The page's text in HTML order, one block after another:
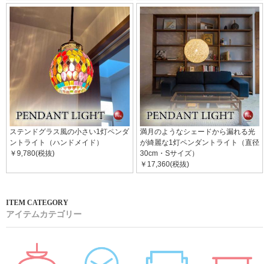
ステンドグラス風の小さい1灯ペンダ
ントライト（ハンドメイド）
￥9,780(税抜)
満月のようなシェードから漏れる光
が綺麗な1灯ペンダントライト（直径
30cm・Sサイズ）
￥17,360(税抜)
アイテムカテゴリー